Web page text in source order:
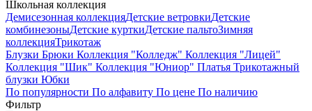
Школьная коллекция
Демисезонная коллекцияДетские ветровкиДетские
комбинезоныДетские курткиДетские пальтоЗимняя
коллекцияТрикотаж
Блузки Брюки Коллекция "Колледж" Коллекция "Лицей"
Коллекция "Шик" Коллекция "Юниор" Платья Трикотажный
блузки Юбки
По популярности По алфавиту По цене По наличию
Фильтр